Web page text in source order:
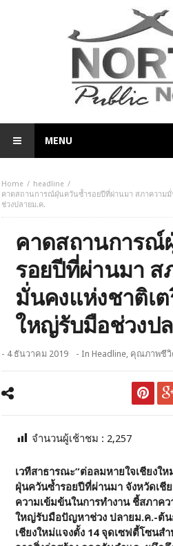
MENU
Home
headline
คาดสถานการณ์ฝุ่นควันซ้ำรอยปีที่ผ่านมา สภาความ
ช่วงปลายม.ค.
คาดสถานการณ์
รอยปีที่ผ่านมา ส
มั่นคงแห่งชาติเ
ใหญ่รับมือช่วงป
- 4 ธันวาคม 2019 - InHeadline, คุณภาพชีวิ
จำนวนผู้เช้าชม : 2,257
เวทีสาธารณะ”ต่อลมหายใจเชียงใ
ฝุ่นควันซ้ำรอยปีที่ผ่านมา จังหวัดเชี
ความเข้มข้นในการทำงาน ชี้สภาค
ใหญ่รับมือปัญหาช่วง ปลายม.ค.-ต้น
เชียงใหม่แจงตั้ง 14 จุดเซฟตี้โซนส